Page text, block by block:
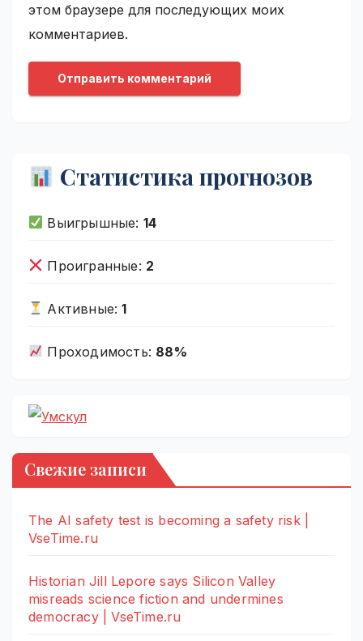
этом браузере для последующих моих
комментариев.
Статистика прогнозов
Выигрышные: 14
Проигранные: 2
Активные:1
Проходимость: 88%
Свежие записи
The AI safety test is becoming a safety risk |
VseTime.ru
Historian Jill Lepore says Silicon Valley
misreads science fiction and undermines
democracy | VseTime.ru